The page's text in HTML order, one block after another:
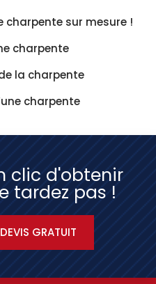
charpente sur mesure !
charpente
la charpente
charpente
clic d'obtenir
tardez pas !
GRATUIT